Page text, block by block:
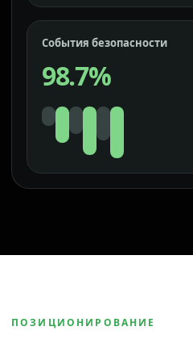
События безопасности
98.7%
ПОЗИЦИОНИРОВАНИЕ